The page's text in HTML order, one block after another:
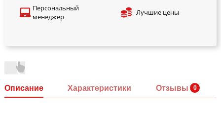
Персональный
менеджер
Лучшие цены
Описание Характеристики Отзывы